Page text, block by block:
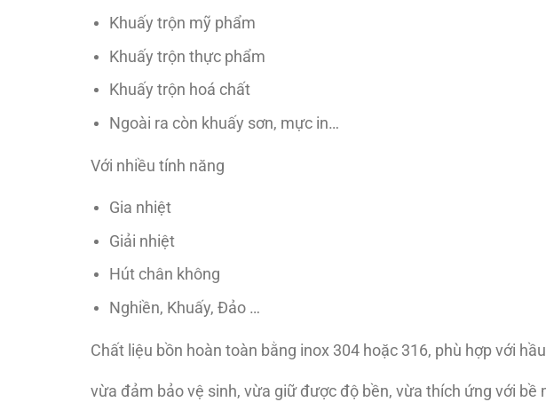
Khuấy trộn mỹ phẩm
Khuấy trộn thực phẩm
Khuấy trộn hoá chất
Ngoài ra còn khuấy sơn, mực in…
Với nhiều tính năng
Gia nhiệt
Giải nhiệt
Hút chân không
Nghiền, Khuấy, Đảo …
Chất liệu bồn hoàn toàn bằng inox 304 hoặc 316, phù hợp với
vừa đảm bảo vệ sinh, vừa giữ được độ bền, vừa thích ứng với bề